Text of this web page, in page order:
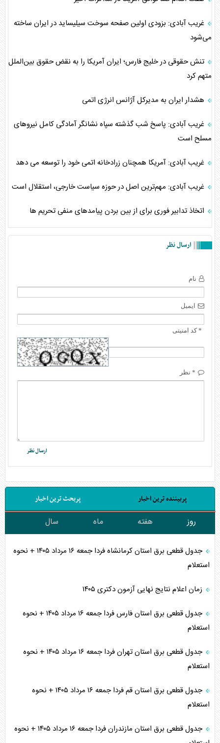
غریب آبادی: بزودی اولین صفحه سوخت سیلیساید در ایران ساخته
می‌شود
تنش حقوقی در خلیج فارس؛ ایران آمریکا را به نقض حقوق بین‌الملل
متهم کرد
هشدار ایران به مدیرکل آژانس انرژی اتمی
غریب آبادی: پاسخ شب گذشته سپاه نشانگر آمادگی کامل نیروهای
مسلح است
غریب آبادی: آمریکا همچنان زرادخانه اتمی خود را توسعه می دهد
غریب آبادی: مهم‌ترین اصل در حوزه سیاست خارجی، استقلال است
اتخاذ تدابیر فوری برای از بین بردن پیامدهای منفی تحریم‌ ها
ارسال نظر
نام
ایمیل
* کد امنیتی
* نظر
پربیننده ترین اخبار پربحث ترین اخبار
روز هفته ماه سال
جدول قطعی برق استان کرمانشاه فردا جمعه ۱۶ مرداد ۱۴۰۵ + نحوه
استعلام
زمان اعلام نتایج نهایی آزمون دکتری ۱۴۰۵
جدول قطعی برق استان فارس فردا جمعه ۱۶ مرداد ۱۴۰۵ + نحوه
استعلام
جدول قطعی برق استان تهران فردا جمعه ۱۶ مرداد ۱۴۰۵ + نحوه
استعلام
جدول قطعی برق استان قم فردا جمعه ۱۶ مرداد ۱۴۰۵ + نحوه
استعلام
جدول قطعی برق استان مازندران فردا جمعه ۱۶ مرداد ۱۴۰۵ + نحوه